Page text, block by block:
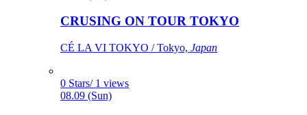
CRUSING ON TOUR TOKYO
CÉ LA VI TOKYO / Tokyo, Japan
0 Stars/ 1 views
08.09 (Sun)